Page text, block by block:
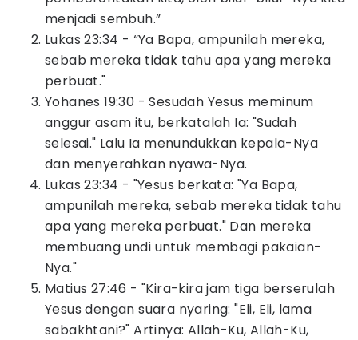
menjadi sembuh.”
Lukas 23:34 - “Ya Bapa, ampunilah mereka,
sebab mereka tidak tahu apa yang mereka
perbuat."
Yohanes 19:30 - Sesudah Yesus meminum
anggur asam itu, berkatalah Ia: "Sudah
selesai." Lalu Ia menundukkan kepala-Nya
dan menyerahkan nyawa-Nya.
Lukas 23:34 - "Yesus berkata: "Ya Bapa,
ampunilah mereka, sebab mereka tidak tahu
apa yang mereka perbuat." Dan mereka
membuang undi untuk membagi pakaian-
Nya."
Matius 27:46 - "Kira-kira jam tiga berserulah
Yesus dengan suara nyaring: "Eli, Eli, lama
sabakhtani?" Artinya: Allah-Ku, Allah-Ku,